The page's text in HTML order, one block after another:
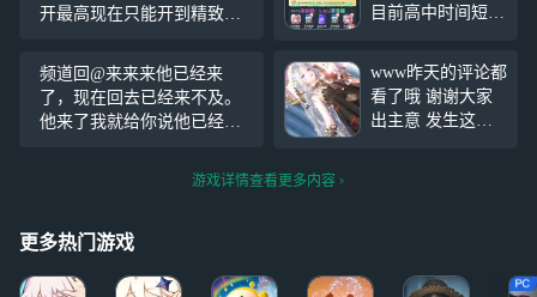
开最高现在只能开到精致而
低了，但是我其他游戏都能
正常开高画质流畅玩，新版
本刚开一样还能开最高，这
几天就不行了
目前高中时间短，
送给你们玩 限制
要求：未成年人不
行，因为你也有学
业 有意者私聊 可
频道回@来来来他已经来
了，现在回去已经来不及。
他来了我就给你说他已经来
总感觉没力气。lz9咯了
www昨天的评论都
看了哦 谢谢大家
出主意 发生这种
游戏详情查看更多内容
更多热门游戏